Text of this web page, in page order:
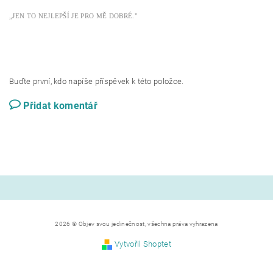
„JEN TO NEJLEPŠÍ JE PRO MĚ DOBRÉ."
Buďte první, kdo napíše příspěvek k této položce.
Přidat komentář
2026 © Objev svou jedinečnost, všechna práva vyhrazena
Vytvořil Shoptet